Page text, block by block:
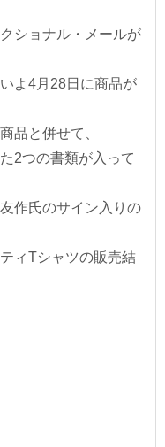
ショナル・メールが
よ4月28日に商品が
品と併せて、
2つの書類が入って
作氏のサイン入りの
ィTシャツの販売結